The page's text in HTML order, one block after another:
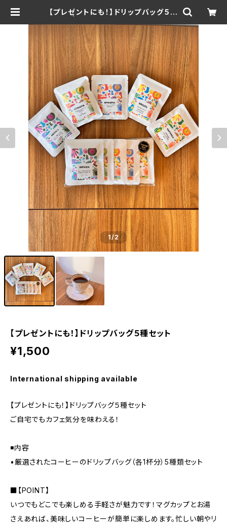
【プレゼントにも！】ドリップバッグ５種
rs
1/2
【プレゼントにも！】ドリップバッグ５種セット
¥1,500
International shipping available
【プレゼントにも！】ドリップバッグ５種セット
ご自宅でもカフェ気分を味わえる！
◾️内容
•厳選されたコーヒーのドリップバッグ（各1杯分）5種類セット
■【POINT】
いつでもどこでも楽しめる手軽さが魅力です！マグカップとお湯
さえあれば、美味しいコーヒーが簡単に楽しめます。忙しい朝やリ